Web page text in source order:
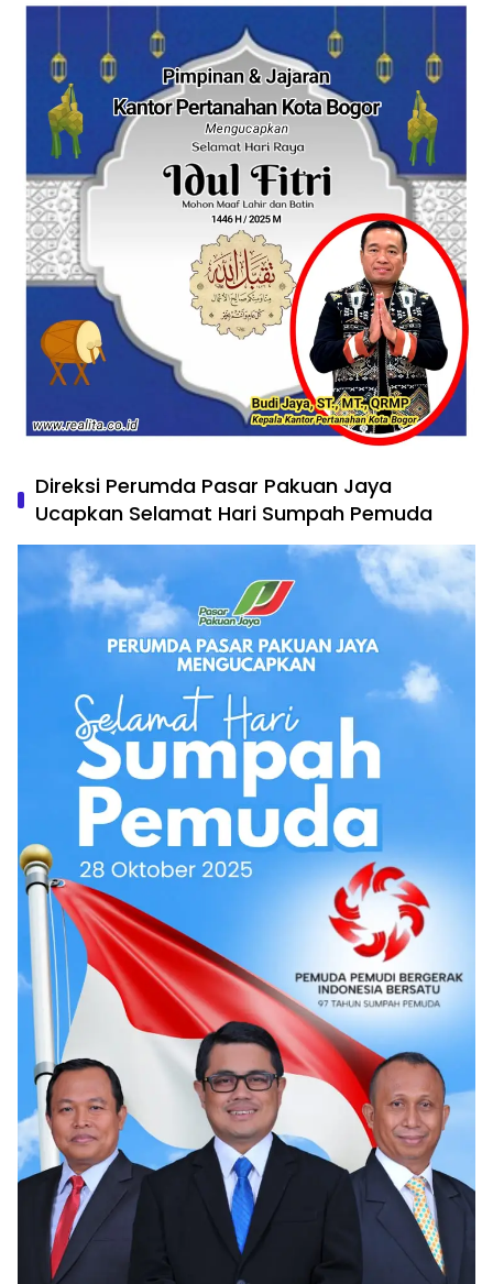
Direksi Perumda Pasar Pakuan Jaya
Ucapkan Selamat Hari Sumpah Pemuda